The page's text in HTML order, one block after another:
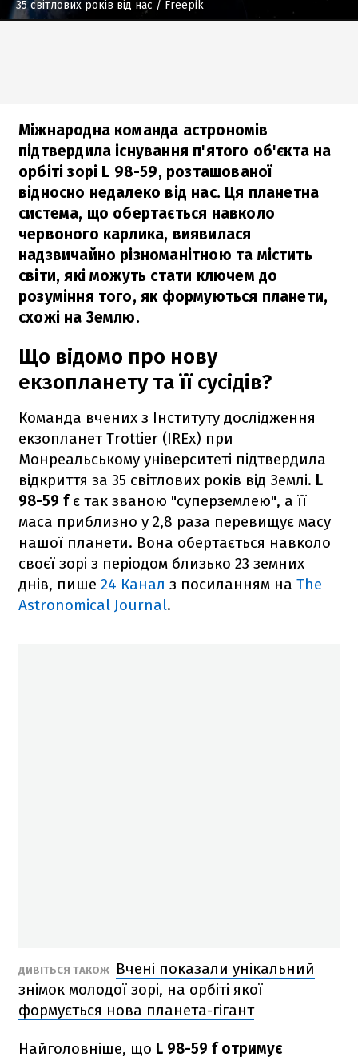
35 світлових років від нас / Freepik
Міжнародна команда астрономів
підтвердила існування п'ятого об'єкта на
орбіті зорі L 98-59, розташованої
відносно недалеко від нас. Ця планетна
система, що обертається навколо
червоного карлика, виявилася
надзвичайно різноманітною та містить
світи, які можуть стати ключем до
розуміння того, як формуються планети,
схожі на Землю.
Що відомо про нову
екзопланету та її сусідів?
Команда вчених з Інституту дослідження
екзопланет Trottier (IREx) при
Монреальському університеті підтвердила
відкриття за 35 світлових років від Землі. L
98-59 fє так званою "суперземлею", а її
маса приблизно у 2,8 раза перевищує масу
нашої планети. Вона обертається навколо
своєї зорі з періодом близько 23 земних
днів, пише 24 Канал з посиланням на The
Astronomical Journal.
ДИВІТЬСЯ ТАКОЖ
Вчені показали унікальний
знімок молодої зорі, на орбіті якої
формується нова планета-гігант
Найголовніше, що L 98-59 f отримує